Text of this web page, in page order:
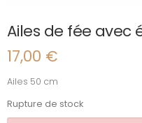
Ailes de fée avec
17,00 €
Ailes 50 cm
Rupture de stock